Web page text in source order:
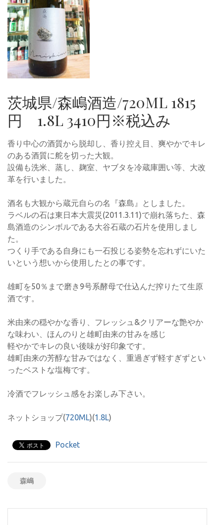
茨城県/森嶋酒造/720ML 1815
円 1.8L 3410円※税込み
香り中心の酒質から脱却し、香り控え目、爽やかでキレ
のある酒質に舵を切った大観。
設備も洗米、蒸し、麹室、ヤブタを冷蔵庫囲い等、大改
革を行いました。
酒名も大観から蔵元自らの名『森島』としました。
ラベルの石は東日本大震災(2011.3.11)で崩れ落ちた、森
島酒造のシンボルである大谷石蔵の石片を使用しまし
た。
つくり手である自身にも一石投じる姿勢を忘れずにいた
いという想いから使用したとの事です。
雄町を50％まで磨き9号系酵母で仕込んだ搾りたて生原
酒です。
米由来の穏やかな香り、フレッシュ&クリアーな艶やか
な味わい、ほんのりと雄町由来の甘みを感じ
軽やかでキレの良い後味が好印象です。
雄町由来の芳醇な甘みではなく、重過ぎず軽すぎずとい
ったベストな塩梅です。
冷酒でフレッシュ感をお楽しみ下さい。
ネットショップ(720ML)(1.8L)
Pocket
森嶋